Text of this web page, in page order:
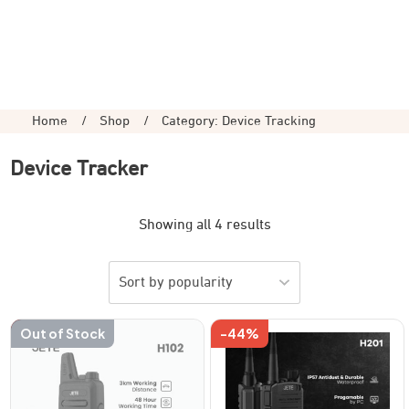
Home / Shop / Category: Device Tracking
Device Tracker
Showing all 4 results
-50%
Out of Stock -44%